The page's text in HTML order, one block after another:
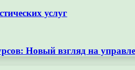
услуг
Новый взгляд на